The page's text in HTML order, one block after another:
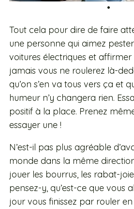
•
Tout cela pour dire de faire
une personne qui aimez
voitures électriques et
jamais vous ne roulerez là-
qu’on s’en va tous vers ça et
humeur n’y changera rien.
positif à la place. Prenez
essayer une !
N’est-il pas plus agréable
monde dans la même
jouer les bourrus, les rabat-
pensez-y, qu’est-ce que vous
jour vous finissez par rouler